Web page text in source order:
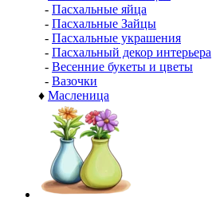
- Пасхальные яйца
- Пасхальные Зайцы
- Пасхальные украшения
- Пасхальный декор интерьера
- Весенние букеты и цветы
- Вазочки
♦ Масленица